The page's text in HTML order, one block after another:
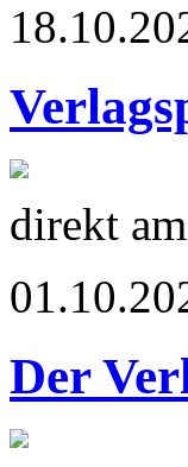
direkt
Der